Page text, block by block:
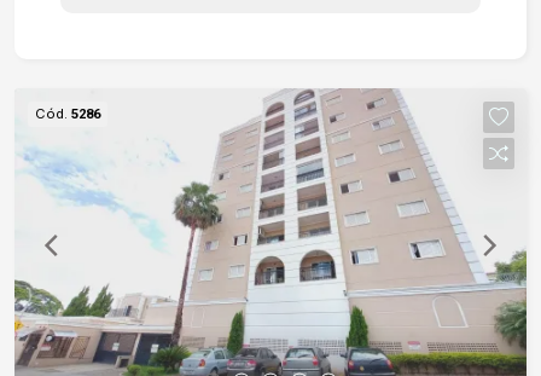
visitas. A área de serviço é bem distribuída, e o
apartamento conta ainda com duas vagas de
garagem cobertas, proporcionando comodidade
extra. Sua localização é um grande diferencial:
próximo ao terminal e à rodoviária, com fácil
acesso à Avenida São Paulo, Marginal Dom
Aguirre e Avenida Afonso Vergueiro, colocando
você perto de tudo o que a cidade tem de melhor.
Cód. 5286